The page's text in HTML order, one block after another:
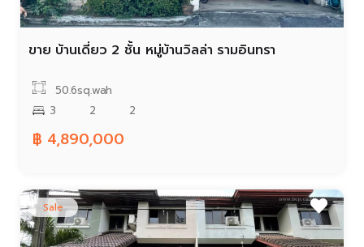
ขาย บ้านเดี่ยว 2 ชั้น หมู่บ้านวิลล่า รามอินทรา
50.6sq.wah
3
2 2
฿ 4,890,000
Sale